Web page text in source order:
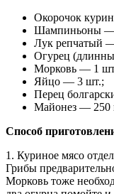
Окорочок
Шампиньоны —
Лук репчатый
Огурец
Морковь — 1
Яйцо — 3 шт.;
Перец
Майонез — 250
Способ
1. Куриное мясо
Грибы
Морковь тоже